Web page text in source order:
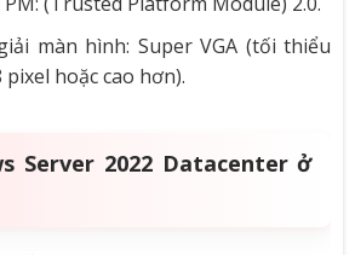
màn hình: Super VGA (tối thiểu
pixel hoặc cao hơn).
Server 2022 Datacenter ở